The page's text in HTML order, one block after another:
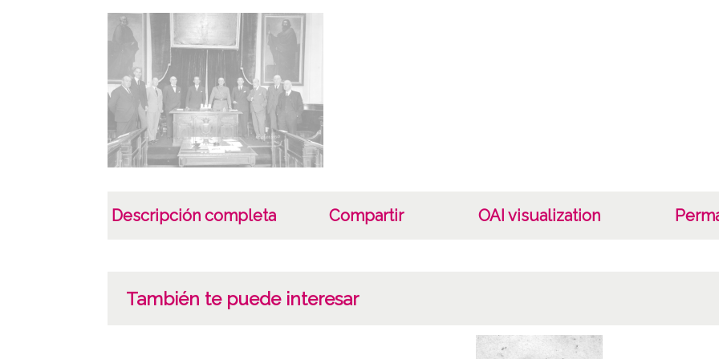
Descripción completa Compartir OAI visualization
También te puede interesar